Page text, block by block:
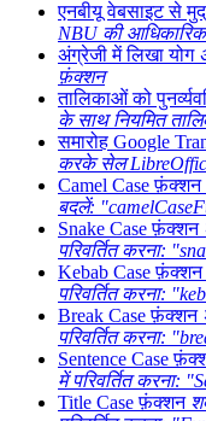
एनबीयू वेबसाइट से
NBU की आधिकारिक
अंग्रेजी में लिखा योग
फ़ंक्शन
तालिकाओं को
के साथ नियमित
समारोह Google
करके सेल
Camel Case फ़ंक्शन
बदलें:
Snake Case फ़ंक्शन
परिवर्तित करना:
Kebab Case फ़ंक्शन
परिवर्तित करना:
Break Case फ़ंक्शन
परिवर्तित करना:
Sentence Case
में परिवर्तित करना:
Title Case फ़ंक्शन